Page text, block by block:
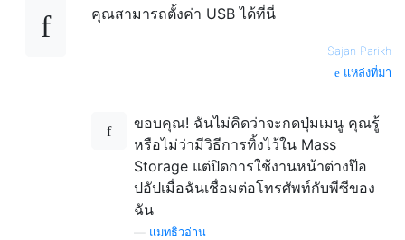
คุณสามารถตั้งค่า USB ได้ที่นี่
— Sajan Parikh
แหล่งที่มา
ขอบคุณ! ฉันไม่คิดว่าจะกดปุ่มเมนู คุณรู้
หรือไม่ว่ามีวิธีการทิ้งไว้ใน Mass
Storage แต่ปิดการใช้งานหน้าต่างป๊อ
ปอัปเมื่อฉันเชื่อมต่อโทรศัพท์กับพีซีของ
ฉัน
แมทธิวอ่าน